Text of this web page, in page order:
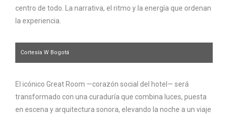
centro de todo. La narrativa, el ritmo y la energía que ordenan
la experiencia.
Cortesía W Bogotá
El icónico Great Room —corazón social del hotel— será
transformado con una curaduría que combina luces, puesta
en escena y arquitectura sonora, elevando la noche a un viaje